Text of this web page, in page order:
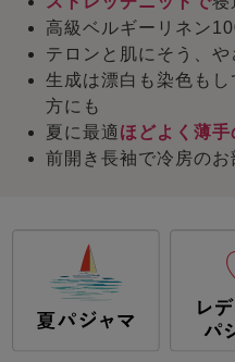
高級ベルギーリネン
テロンと肌にそう、や
生成は漂白も染色も
方にも
夏に最適 ほどよく薄手
前開き長袖で冷房の